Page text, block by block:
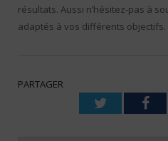
résultats. Aussi n’hésitez-pas à
adaptés à vos différents objectifs.
PARTAGER
Twitter